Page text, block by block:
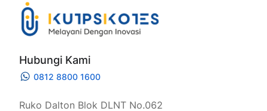
Hubungi Kami
0812 8800 1600
Ruko Dalton Blok DLNT No.062